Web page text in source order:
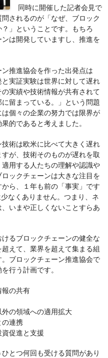
同時に開催した記者会見で
されるのが「なぜ、ブロック
」ということです。もちろ
は開発していますし、推進を
推進協会を作った出発点は
と実証実験は世界に対して遅れ
実績や技術情報が共有されて
留まっている。」という問題
個々の企業の努力では限界が
的であると考えました。
術は欧米に比べて大きく遅れ
が、技術そのものが遅れを取
用する人たちの理解や認識や
ックチェーンは大きな注目を
ら、１年も前の「事実」です
なくありません。つまり、ネ
いまや正しくないことすらあ
るブロックチェーンの健全な
えて、業界を超えて集まる組
ブロックチェーン推進協会で
行う計画です。
報の共有
外の領域への適用拡大
の連携
資促進と支援
とつ何回も受ける質問があり